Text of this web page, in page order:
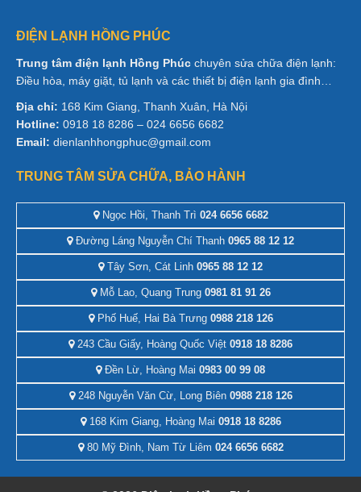
ĐIỆN LẠNH HỒNG PHÚC
Trung tâm điện lạnh Hồng Phúc chuyên sửa chữa điện lạnh:
Điều hòa, máy giặt, tủ lạnh và các thiết bị điện lạnh gia đình…
Địa chỉ: 168 Kim Giang, Thanh Xuân, Hà Nội
Hotline: 0918 18 8286 – 024 6656 6682
Email: dienlanhhongphuc@gmail.com
TRUNG TÂM SỬA CHỮA, BẢO HÀNH
Ngọc Hồi, Thanh Trì 024 6656 6682
Đường Láng Nguyễn Chí Thanh 0965 88 12 12
Tây Sơn, Cát Linh 0965 88 12 12
Mỗ Lao, Quang Trung0981 81 91 26
Phố Huế, Hai Bà Trưng0988 218 126
243 Cầu Giấy, Hoàng Quốc Việt 0918 18 8286
Đền Lừ, Hoàng Mai 0983 00 99 08
248 Nguyễn Văn Cừ, Long Biên0988 218 126
168 Kim Giang, Hoàng Mai 0918 18 8286
80 Mỹ Đình, Nam Từ Liêm 024 6656 6682